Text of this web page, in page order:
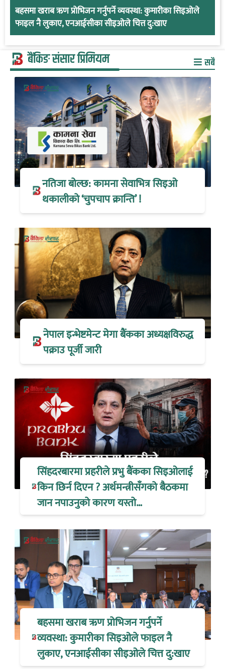
बहसमा खराब ऋण प्रोभिजन गर्नुपर्ने व्यवस्था: कुमारीका सिइओले
फाइल नै लुकाए, एनआईसीका सीइओले चित्त दु:खाए
बैंकिङ संसार प्रिमियम सबै
नतिजा बोल्छ: कामना सेवाभित्र सिइओ
थकालीको ‘चुपचाप क्रान्ति’ !
नेपाल इन्भेष्टमेन्ट मेगा बैंकका अध्यक्षविरुद्ध
पक्राउ पूर्जी जारी
सिंहदरबारमा प्रहरीले प्रभु बैंकका सिइओलाई
किन छिर्न दिएन ? अर्थमन्त्रीसँगको बैठकमा
जान नपाउनुको कारण यस्तो…
बहसमा खराब ऋण प्रोभिजन गर्नुपर्ने
व्यवस्था: कुमारीका सिइओले फाइल नै
लुकाए, एनआईसीका सीइओले चित्त दु:खाए